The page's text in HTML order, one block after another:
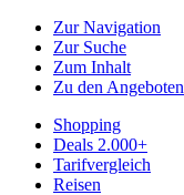
Zur Navigation
Zur Suche
Zum Inhalt
Zu den Angeboten
Shopping
Deals 2.000+
Tarifvergleich
Reisen